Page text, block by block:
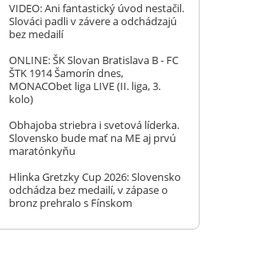
VIDEO: Ani fantastický úvod nestačil.
Slováci padli v závere a odchádzajú
bez medailí
ONLINE: ŠK Slovan Bratislava B - FC
ŠTK 1914 Šamorín dnes,
MONACObet liga LIVE (II. liga, 3.
kolo)
Obhajoba striebra i svetová líderka.
Slovensko bude mať na ME aj prvú
maratónkyňu
Hlinka Gretzky Cup 2026: Slovensko
odchádza bez medailí, v zápase o
bronz prehralo s Fínskom